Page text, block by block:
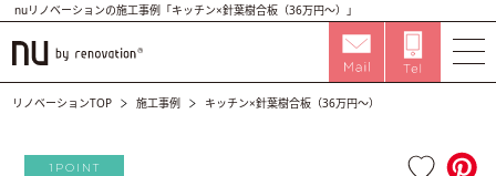
nuリノベーションの施工事例「キッチン×針葉樹合板（36万円〜）」
リノベーションTOP 施工事例 キッチン×針葉樹合板（36万円〜）
1POINT